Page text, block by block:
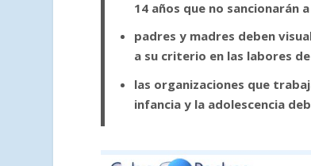
14 años que no sancionarán
padres y madres deben
a su criterio en las labores
las organizaciones que
infancia y la adolescencia